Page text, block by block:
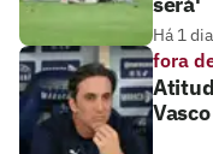
Há 1 dia
fora